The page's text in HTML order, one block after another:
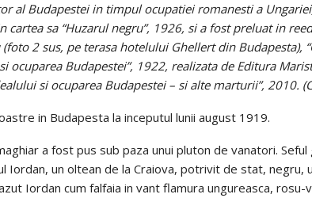
al Budapestei in timpul ocupatiei romanesti a
cartea sa “Huzarul negru”, 1926, si a fost preluat in
2 sus, pe terasa hotelului Ghellert din Budapesta),
ocuparea Budapestei”, 1922, realizata de Editura
si ocuparea Budapestei – si alte marturii”, 2010.
in Budapesta la inceputul lunii august 1919.
a fost pus sub paza unui pluton de vanatori.
Iordan, un oltean de la Craiova, potrivit de stat, negru,
Iordan cum falfaia in vant flamura ungureasca, rosu-